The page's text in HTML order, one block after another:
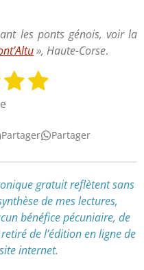
les ponts génois, voir la
», Haute-Corse.
4
é
o
i
l
e
s
5
o
i
l
e
s
y
r
l
'
é
v
a
l
Partager Partager
gratuit reflètentsans
de mes lectures,
bénéfice pécuniaire, de
de l’édition en ligne de
internet.